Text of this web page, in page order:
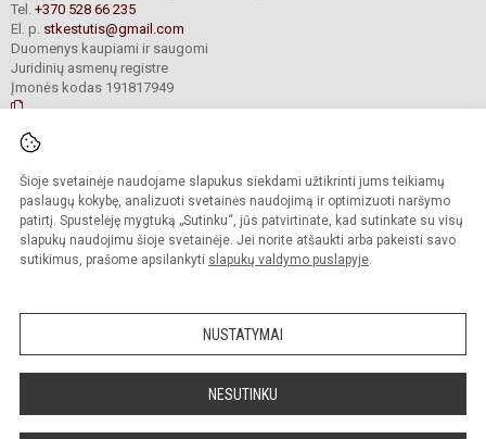
Šioje svetainėje naudojame slapukus siekdami užtikrinti jums teikiamų
paslaugų kokybę, analizuoti svetainės naudojimą ir optimizuoti naršymo
patirtį. Spustelėję mygtuką „Sutinku“, jūs patvirtinate, kad sutinkate su visų
slapukų naudojimu šioje svetainėje. Jei norite atšaukti arba pakeisti savo
sutikimus, prašome apsilankyti slapukų valdymo puslapyje.
NUSTATYMAI
NESUTINKU
Tel. +370 528 66 235
El. p. stkestutis@gmail.com
Duomenys kaupiami ir saugomi
Juridinių asmenų registre
Įmonės kodas 191817949
Kopijuoti turinį be raštiško mokyklos administracijos sutikimo griežtai
draudžiama.
Prieinamumo paraiška Slapukų valdymas
Sumanus būdas atnaujinti